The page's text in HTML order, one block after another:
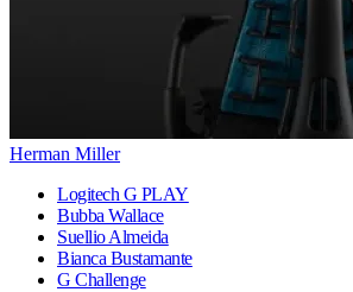
Herman Miller
Logitech G PLAY
Bubba Wallace
Suellio Almeida
Bianca Bustamante
G Challenge